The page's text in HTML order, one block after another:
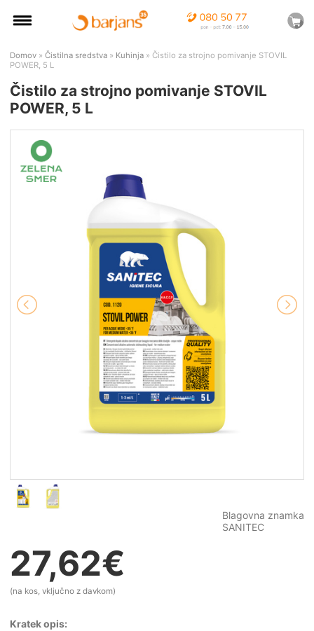
Domov » Čistilna sredstva » Kuhinja » Čistilo za strojno pomivanje STOVIL
POWER, 5 L
Čistilo za strojno pomivanje STOVIL
POWER, 5 L
Blagovna znamka
SANITEC
27,62€
(na kos, vključno z davkom)
Kratek opis: